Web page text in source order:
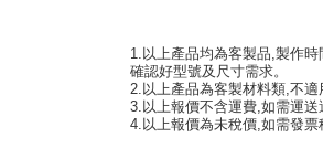
1.以上產品均為客製品,製作
確認好型號及尺寸需求。
2.以上產品為客製材料類,不
3.以上報價不含運費,如需運
4.以上報價為未稅價,如需發